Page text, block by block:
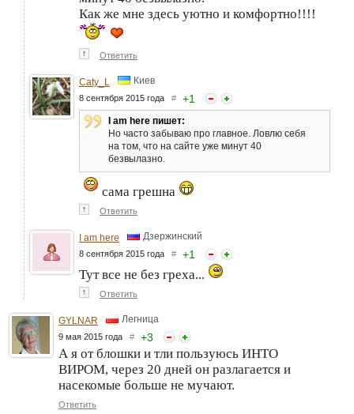
Как же мне здесь уютно и комфортно!!!!
↑ Ответить
Caty_L Киев
8 сентября 2015 года # +1
I am here пишет:
Но часто забываю про главное. Ловлю себя
на том, что на сайте уже минут 40
безвылазно.
сама грешна
↑ Ответить
I am here Дзержинский
8 сентября 2015 года # +1
Тут все не без греха...
↑ Ответить
GYLNAR Легница
9 мая 2015 года # +3
А я от блошки и тли пользуюсь ИНТО
ВИРОМ, через 20 дней он разлагается и
насекомые больше не мучают.
Ответить